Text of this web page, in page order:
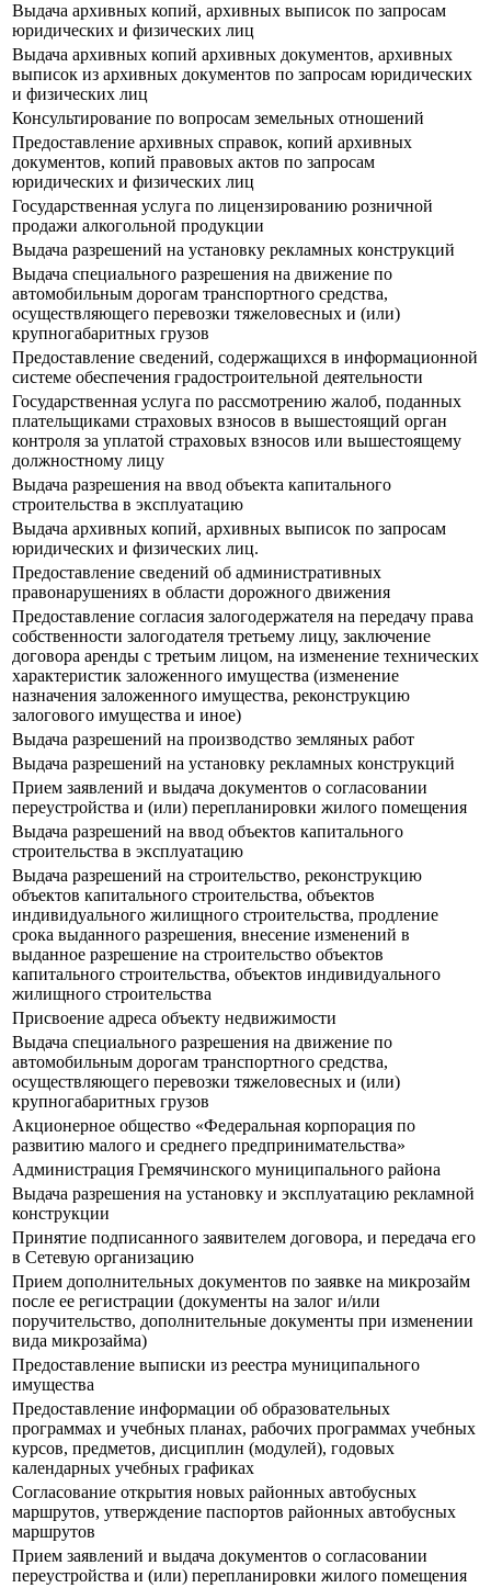
Выдача архивных копий, архивных выписок по запросам
юридических и физических лиц
Выдача архивных копий архивных документов, архивных
выписок из архивных документов по запросам юридических
и физических лиц
Консультирование по вопросам земельных отношений
Предоставление архивных справок, копий архивных
документов, копий правовых актов по запросам
юридических и физических лиц
Государственная услуга по лицензированию розничной
продажи алкогольной продукции
Выдача разрешений на установку рекламных конструкций
Выдача специального разрешения на движение по
автомобильным дорогам транспортного средства,
осуществляющего перевозки тяжеловесных и (или)
крупногабаритных грузов
Предоставление сведений, содержащихся в информационной
системе обеспечения градостроительной деятельности
Государственная услуга по рассмотрению жалоб, поданных
плательщиками страховых взносов в вышестоящий орган
контроля за уплатой страховых взносов или вышестоящему
должностному лицу
Выдача разрешения на ввод объекта капитального
строительства в эксплуатацию
Выдача архивных копий, архивных выписок по запросам
юридических и физических лиц.
Предоставление сведений об административных
правонарушениях в области дорожного движения
Предоставление согласия залогодержателя на передачу права
собственности залогодателя третьему лицу, заключение
договора аренды с третьим лицом, на изменение технических
характеристик заложенного имущества (изменение
назначения заложенного имущества, реконструкцию
залогового имущества и иное)
Выдача разрешений на производство земляных работ
Выдача разрешений на установку рекламных конструкций
Прием заявлений и выдача документов о согласовании
переустройства и (или) перепланировки жилого помещения
Выдача разрешений на ввод объектов капитального
строительства в эксплуатацию
Выдача разрешений на строительство, реконструкцию
объектов капитального строительства, объектов
индивидуального жилищного строительства, продление
срока выданного разрешения, внесение изменений в
выданное разрешение на строительство объектов
капитального строительства, объектов индивидуального
жилищного строительства
Присвоение адреса объекту недвижимости
Выдача специального разрешения на движение по
автомобильным дорогам транспортного средства,
осуществляющего перевозки тяжеловесных и (или)
крупногабаритных грузов
Акционерное общество «Федеральная корпорация по
развитию малого и среднего предпринимательства»
Администрация Гремячинского муниципального района
Выдача разрешения на установку и эксплуатацию рекламной
конструкции
Принятие подписанного заявителем договора, и передача его
в Сетевую организацию
Прием дополнительных документов по заявке на микрозайм
после ее регистрации (документы на залог и/или
поручительство, дополнительные документы при изменении
вида микрозайма)
Предоставление выписки из реестра муниципального
имущества
Предоставление информации об образовательных
программах и учебных планах, рабочих программах учебных
курсов, предметов, дисциплин (модулей), годовых
календарных учебных графиках
Согласование открытия новых районных автобусных
маршрутов, утверждение паспортов районных автобусных
маршрутов
Прием заявлений и выдача документов о согласовании
переустройства и (или) перепланировки жилого помещения